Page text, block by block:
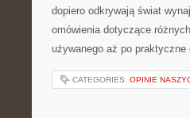
dopiero odkrywają świat
omówienia dotyczące
używanego aż po
CATEGORIES: OPINIE